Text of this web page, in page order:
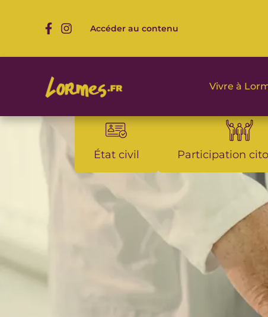
Accéder au contenu
Vivre à
État civil Participation